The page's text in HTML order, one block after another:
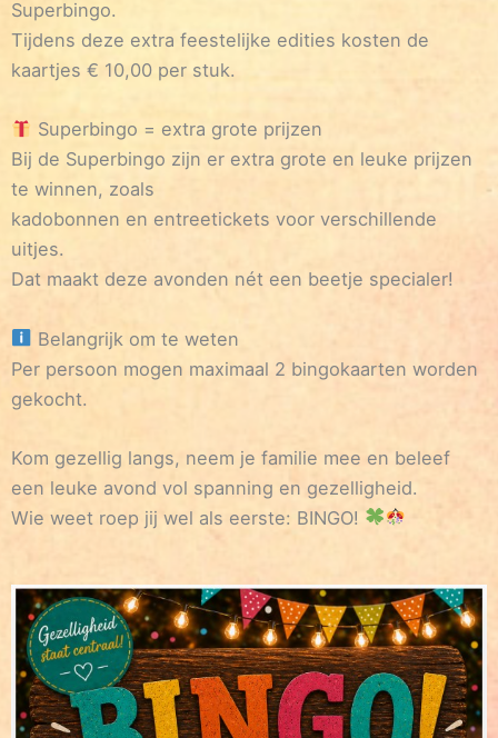
Superbingo.
Tijdens deze extra feestelijke edities kosten de
kaartjes € 10,00 per stuk.
Superbingo = extra grote prijzen
Bij de Superbingo zijn er extra grote en leuke prijzen
te winnen, zoals
kadobonnen en entreetickets voor verschillende
uitjes.
Dat maakt deze avonden nét een beetje specialer!
Belangrijk om te weten
Per persoon mogen maximaal 2 bingokaarten worden
gekocht.
Kom gezellig langs, neem je familie mee en beleef
een leuke avond vol spanning en gezelligheid.
Wie weet roep jij wel als eerste: BINGO!